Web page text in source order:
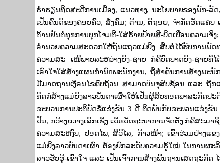
ຮໍ່າຮຽນທິດສະດີການເມືອງ, ແນວທາງ, ນະໂຍບາຍຂອງພັກ-ລັດ,
ເປັນຄົນດີຂອງຄອບຄົວ, ສັງຄົມ; ຕ້ານ, ຕີຖອຍ, ຈໍາກັດຮັດແຄບ
ຕ້ານຢັນຕໍ່ທຸກການບຸກໂຈມຕີ-ໃສ່ຮ້າຍປ້າຍສີ-ບິດເບືອນຄວາມຈິງ
ອຳນວຍຄວາມສະດວກໃຫ້ຖັນແຖວແມ່ຍິງ ສືບຕໍ່ໄດ້ຮັບການພັດ
ຄວາມສະ ເໜີພາບລະຫວ່າງຍິງ-ຊາຍ ກໍຄືບົດບາດຍິງ-ຊາຍ
ເອົາໃຈໃສ່ສ້າງແຜນກຳນົດພະນັກງານ, ຖືສໍາຄັນການສ້າງພະນັກ
ມີມາດຖານເງື່ອນໄຂຄົບຖ້ວນ ສາມາດບັນຈຸສັບຊ້ອນ ແລະ ຖືກ
ທິດກໍ່ສ້າງແມ່ຍິງລາວບັນດາເຜົ່າໃຫ້ເປັນຜູ້ສືບທອດພາລະກິດປະ
ຂະບວນການປະຕິບັດຂໍ້​ແຂ່ງ​ຂັນ 3 ດີ ຕິດ​ພັນ​ກັບ​ຂະ​ບວນ​​ແຂ່ງ​ຂັ
ຟື້ນ, ກວ້າງຂວາງເລິກເຊິ່ງ ເພື່ອພັດທະນາການຈັດຕັ້ງ ກໍຄືສະມ
ຄວາມສະຫງົບ, ປອດ​ໄພ,ສິວິໄລ, ກ້າວໜ້າ;ເຂົ້າຮ່ວມຢ່າງແ
ແມ່ຍິງລາວບັນດາເຜົ່າ ຕ້ອງຍົກລະດັບຄວາມຮູ້ໃໝ່ ໃນການຜະ
ລາວຮັບຮູ້-ເຂົ້າໃຈ ແລະ ເປັນເຈົ້າການສ້າງພື້ນຖານເສດຖະກິດ